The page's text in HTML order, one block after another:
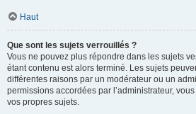
Haut
Que sont les sujets verrouillés ?
Vous ne pouvez plus répondre dans les sujets
étant contenu est alors terminé. Les sujets
différentes raisons par un modérateur ou un
permissions accordées par l’administrateur,
vos propres sujets.